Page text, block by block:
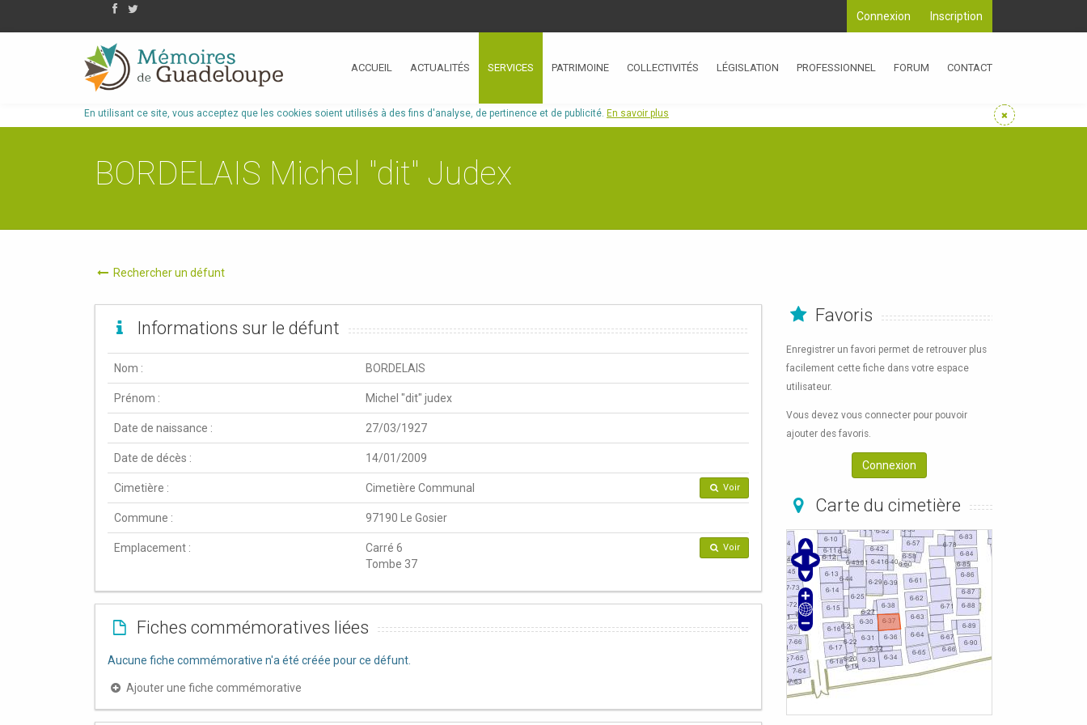
Inscription
Connexion
ACCUEIL ACTUALITÉS SERVICES PATRIMOINE COLLECTIVITÉS LÉGISLATION PROFESSIONNEL FORUM CONTACT
En utilisant ce site, vous acceptez que les cookies soient utilisés à des fins d'analyse, de pertinence et de publicité. En savoir plus
BORDELAIS Michel "dit" Judex
Rechercher un défunt
Informations sur le défunt
Nom : BORDELAIS
Prénom : Michel "dit" judex
Date de naissance : 27/03/1927
Date de décès : 14/01/2009
Cimetière : Cimetière Communal Voir
Commune : 97190 Le Gosier
Emplacement :
Carré 6
Tombe 37
Voir
Fiches commémoratives liées
Aucune fiche commémorative n'a été créée pour ce défunt.
Ajouter une fiche commémorative
Favoris
Enregistrer un favori permet de retrouver plus
facilement cette fiche dans votre espace
utilisateur.
Vous devez vous connecter pour pouvoir
ajouter des favoris.
Connexion
Carte du cimetière